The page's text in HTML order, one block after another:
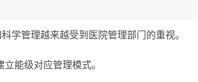
学管理越来越受到医院管理部门的重视。
能级对应管理模式。